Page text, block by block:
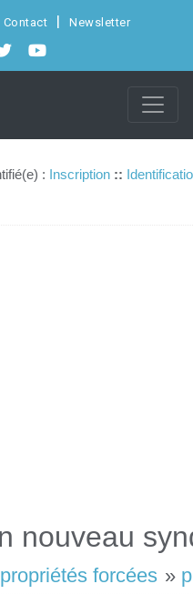
Contact Newsletter
: Inscription ::
nouveau
forcées »